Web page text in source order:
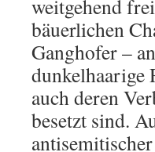
weitgehend
bäuerlichen
Ganghofer –
dunkelhaarige
auch deren
besetzt sind.